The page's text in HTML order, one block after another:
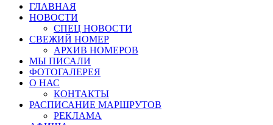
ГЛАВНАЯ
НОВОСТИ
СПЕЦ НОВОСТИ
СВЕЖИЙ НОМЕР
АРХИВ НОМЕРОВ
МЫ ПИСАЛИ
ФОТОГАЛЕРЕЯ
О НАС
КОНТАКТЫ
РАСПИСАНИЕ МАРШРУТОВ
РЕКЛАМА